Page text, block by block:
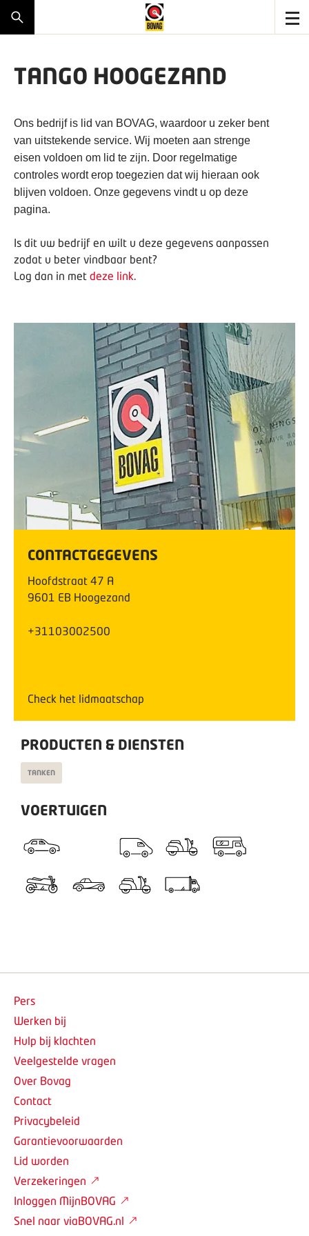
TANGO HOOGEZAND
Ons bedrijf is lid van BOVAG, waardoor u zeker bent
van uitstekende service. Wij moeten aan strenge
eisen voldoen om lid te zijn. Door regelmatige
controles wordt erop toegezien dat wij hieraan ook
blijven voldoen. Onze gegevens vindt u op deze
pagina.
Is dit uw bedrijf en wilt u deze gegevens aanpassen
zodat u beter vindbaar bent?
Log dan in met deze link.
CONTACTGEGEVENS
Hoofdstraat 47 A
9601 EB Hoogezand
+31103002500
Check het lidmaatschap
PRODUCTEN & DIENSTEN
TANKEN
VOERTUIGEN
Pers
Werken bij
Hulp bij klachten
Veelgestelde vragen
Over Bovag
Contact
Privacybeleid
Garantievoorwaarden
Lid worden
Verzekeringen
Inloggen MijnBOVAG
Snel naar viaBOVAG.nl